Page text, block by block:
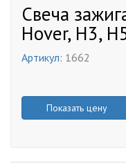
Свеча
Hover, H3,
Артикул: 1662
Показать цену